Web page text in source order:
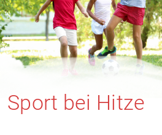
Sport bei Hitze